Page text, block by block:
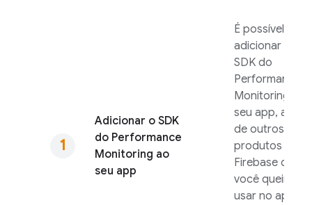
Adicionar o SDK
do Performance
Monitoring ao
seu app
É possível
adicionar o
SDK do
Performance
Monitoring
seu app, além
de outros
produtos do
Firebase que
você queira
usar no app.